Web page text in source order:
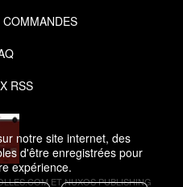
notre site internet, des
d'être enregistrées pour
expérience.
RSS
ET NUXOS PUBLISHING